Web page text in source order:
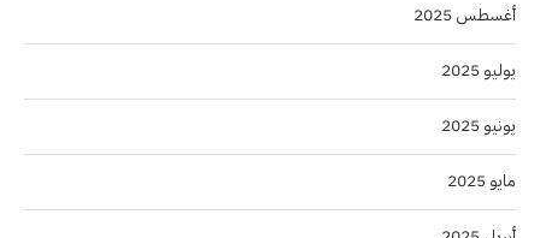
أغسطس 2025
يوليو 2025
يونيو 2025
مايو 2025